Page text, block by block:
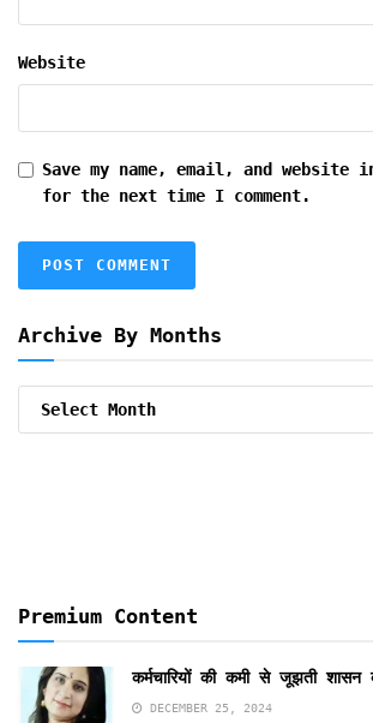
Website
Save my name, email, and website
for the next time I comment.
Archive By Months
Archive
Premium Content
कर्मचारियों की कमी से जूझती शासन
DECEMBER 25, 2024